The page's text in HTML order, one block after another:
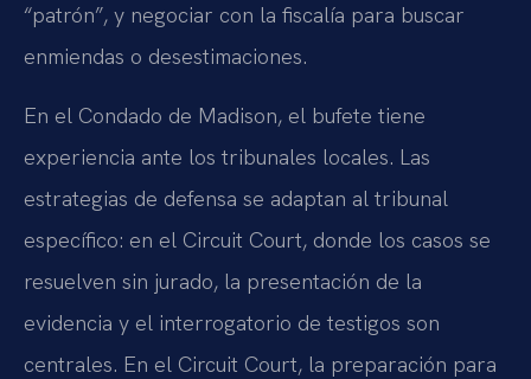
“patrón”, y negociar con la fiscalía para buscar
enmiendas o desestimaciones.
En el Condado de Madison, el bufete tiene
experiencia ante los tribunales locales. Las
estrategias de defensa se adaptan al tribunal
específico: en el Circuit Court, donde los casos se
resuelven sin jurado, la presentación de la
evidencia y el interrogatorio de testigos son
centrales. En el Circuit Court, la preparación para